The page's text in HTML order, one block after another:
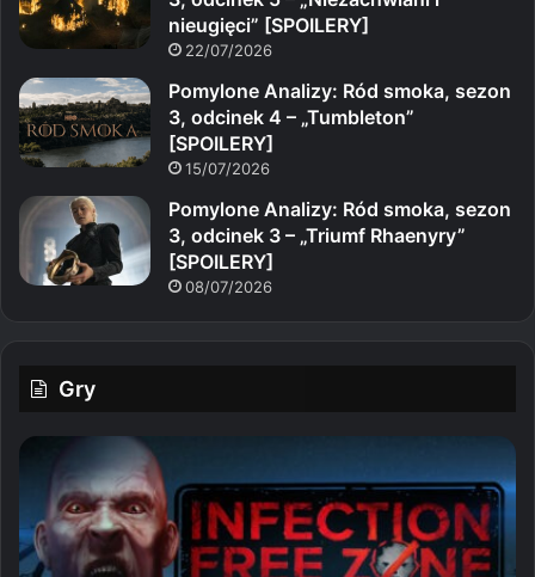
nieugięci” [SPOILERY]
22/07/2026
Pomylone Analizy: Ród smoka, sezon
3, odcinek 4 – „Tumbleton”
[SPOILERY]
15/07/2026
Pomylone Analizy: Ród smoka, sezon
3, odcinek 3 – „Triumf Rhaenyry”
[SPOILERY]
08/07/2026
Gry